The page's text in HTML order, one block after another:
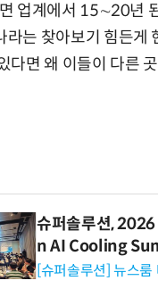
업계에서 15∼20년
라는 찾아보기 힘든게
다면 왜 이들이 다른
슈퍼솔루션,
n AI Cooling
리 성료
[슈퍼솔루션] 뉴스룸